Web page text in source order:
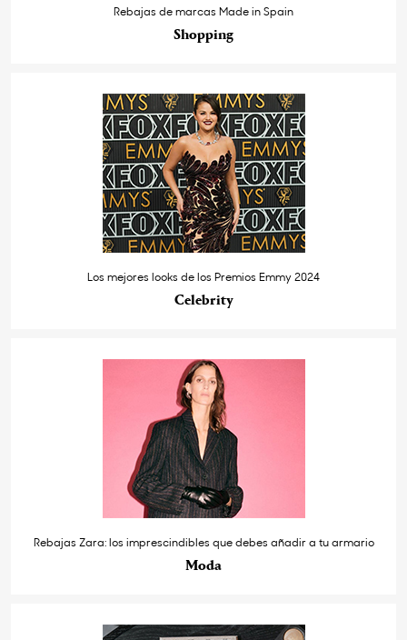
Rebajas de marcas Made in Spain
Shopping
Los mejores looks de los Premios Emmy 2024
Celebrity
Rebajas Zara: los imprescindibles que debes añadir a tu armario
Moda